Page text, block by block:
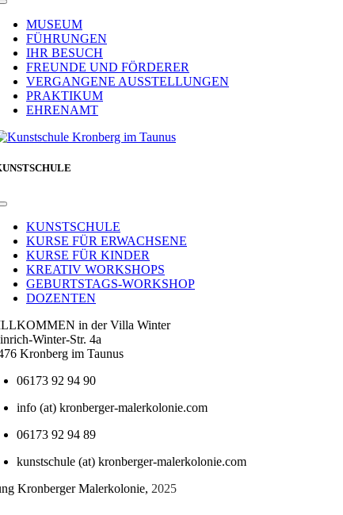
Toggle
NavigationMUSEUM
FÜHRUNGEN
IHR BESUCH
FREUNDE UND FÖRDERER
VERGANGENE AUSSTELLUNGEN
PRAKTIKUM
EHRENAMT
Toggle
NavigationKUNSTSCHULE
KURSE FÜR ERWACHSENE
KURSE FÜR KINDER
KREATIV WORKSHOPS
GEBURTSTAGS-WORKSHOP
DOZENTEN
in der Villa Winter
Winter-Str. 4a
Kronberg im Taunus
06173 92 94 90
info (at) kronberger-malerkolonie.com
06173 92 94 89
kunstschule (at) kronberger-malerkolonie.com
Kronberger Malerkolonie, 2025